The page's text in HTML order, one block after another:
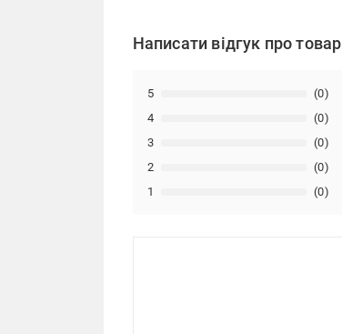
Написати відгук про товар
1 (0)
2 (0)
3 (0)
4 (0)
5 (0)